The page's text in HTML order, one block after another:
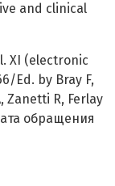
and clinical
XI (electronic
Ed. by Bray F,
Zanetti R, Ferlay
обращения